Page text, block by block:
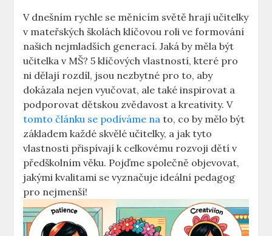
V dnešním rychle se měnícím světě hrají učitelky⁤
v⁢ mateřských školách ⁤klíčovou⁣ roli ve ‌formování
našich nejmladších⁤ generací. Jaká by​ měla být
učitelka v ⁣MŠ? 5‌ klíčových vlastností, které pro
ni dělají rozdíl, jsou nezbytné ⁢pro to, aby
dokázala nejen vyučovat, ale také inspirovat a
podporovat ‌dětskou zvědavost a ‍kreativity. V
⁣tomto článku se podíváme na to, ‍co by mělo být
základem každé skvělé učitelky, a‌ jak tyto
vlastnosti přispívají k celkovému rozvoji dětí v
‍předškolním věku. Pojďme společně ⁤objevovat,
jakými kvalitami se vyznačuje ideální ⁢pedagog
pro nejmenší!